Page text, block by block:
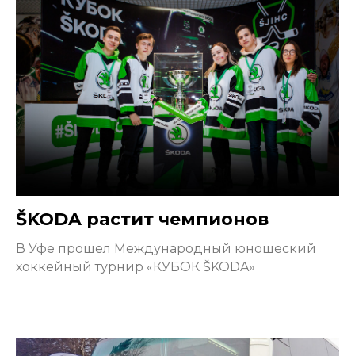
ŠKODA растит чемпионов
В Уфе прошел Международный юношеский
хоккейный турнир «КУБОК ŠKODA»